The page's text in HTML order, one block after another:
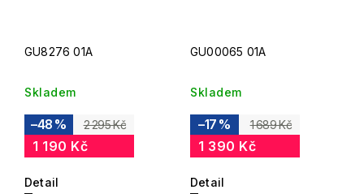
GU8276 01A
Skladem
2 295 Kč
–48 %
1 190 Kč
Detail
GU00065 01A
Skladem
1 689 Kč
–17 %
1 390 Kč
Detail